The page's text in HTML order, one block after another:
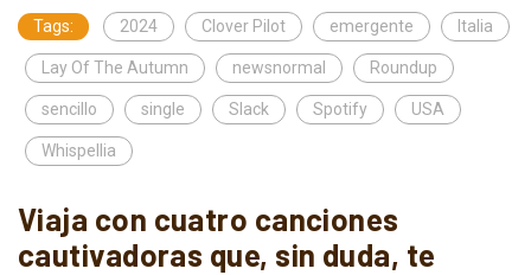
Tags: 2024 Clover Pilot emergente Italia
Lay Of The Autumn newsnormal Roundup
sencillo single Slack Spotify USA
Whispellia
Viaja con cuatro canciones
cautivadoras que, sin duda, te